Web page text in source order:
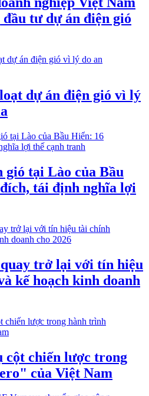
tư dự án điện gió
dự án điện gió vì lý
tại Lào của Bầu
tái định nghĩa lợi
trở lại với tín hiệu
kế hoạch kinh doanh
cột chiến lược trong
của Việt Nam